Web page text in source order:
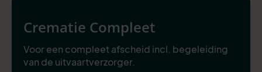
Crematie Compleet
Voor een compleet afscheid incl. begeleiding
van de uitvaartverzorger.